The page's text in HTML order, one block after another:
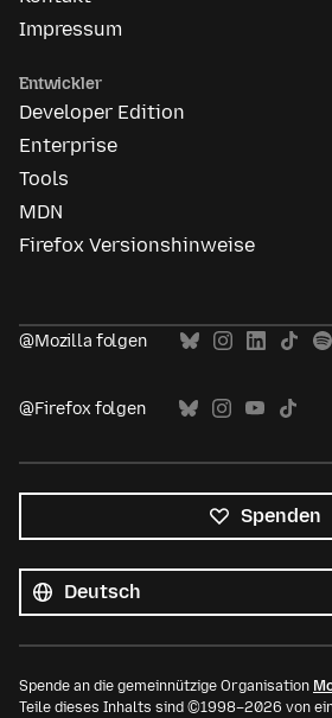
Impressum
Entwickler
Developer Edition
Enterprise
Tools
MDN
Firefox Versionshinweise
@Mozilla folgen
@Firefox folgen
Spenden
Sprachen
Sprache
Spende an die gemeinnützige Organisation
Teile dieses Inhalts sind ©1998–2026 von